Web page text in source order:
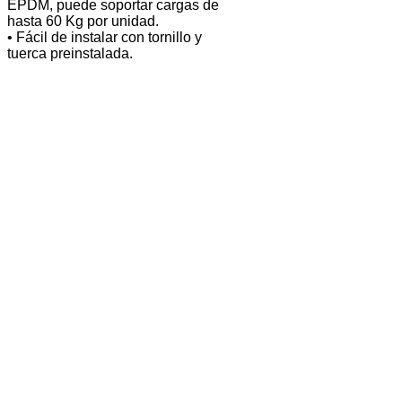
EPDM, puede soportar cargas de
hasta 60 Kg por unidad.
• Fácil de instalar con tornillo y
tuerca preinstalada.